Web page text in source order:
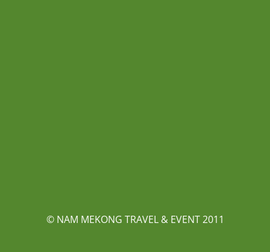
© NAM MEKONG TRAVEL & EVENT 2011